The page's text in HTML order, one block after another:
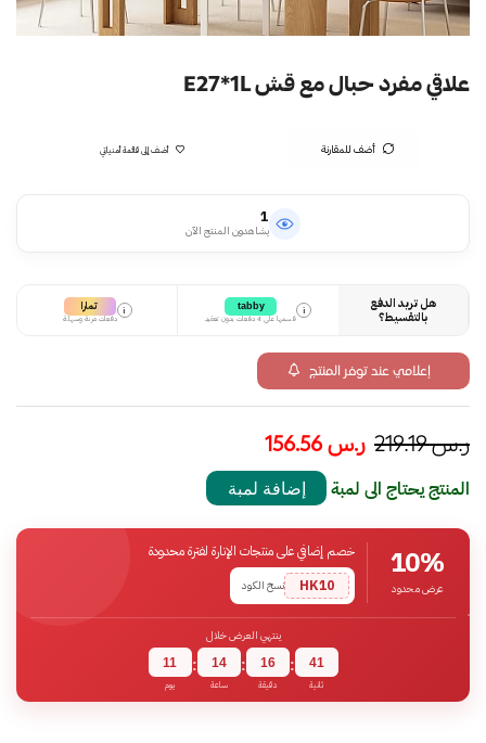
علاقي مفرد حبال مع قش E27*1L
أضف للمقارنة أضف إلى قائمة أمنياتي
1
يشاهدون المنتج الآن
هل تريد الدفع
بالتقسيط؟
i
tabby
قسمها على 4 دفعات بدون تعقيد
i تمارا
دفعات مرنة وسهلة
إعلامي عند توفر المنتج
ر.س219.19 ر.س156.56
المنتج يحتاج الى لمبة إضافة لمبة
10%
عرض محدود
خصم إضافي على منتجات الإنارة لفترة محدودة
HK10
نسخ الكود
ينتهي العرض خلال
11
يوم
: 14
ساعة
: 16
دقيقة
: 40
ثانية